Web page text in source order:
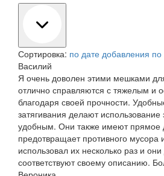
Сортировка: по дате добавления по
Василий
Я очень доволен этими мешками
отлично справляются с тяжелым и
благодаря своей прочности.
затягивания делают
удобным. Они также имеют прямое
предотвращает противного
использовал их несколько раз и
соответствуют своему описанию.